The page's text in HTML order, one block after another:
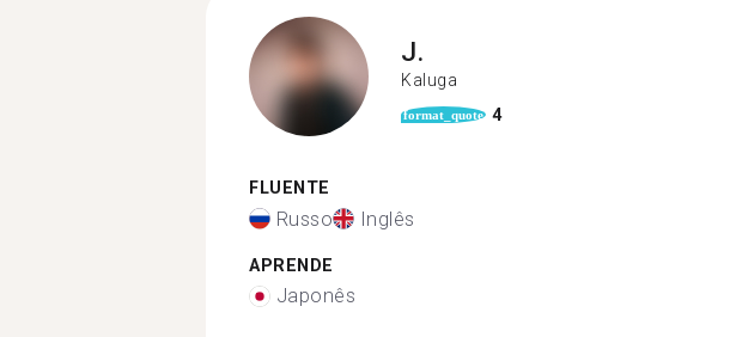
J.
Kaluga
format_quote 4
FLUENTE
Russo Inglês
APRENDE
Japonês